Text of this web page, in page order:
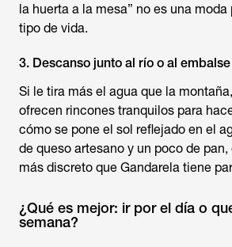
la huerta a la mesa” no es una moda
tipo de vida.
3. Descanso junto al río o al embalse
Si le tira más el agua que la
ofrecen rincones tranquilos para
cómo se pone el sol reflejado en el
de queso artesano y un poco de
más discreto que Gandarela tiene
¿Qué es mejor: ir por el día o
semana?